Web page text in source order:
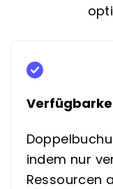
indem nur
Ressourcen